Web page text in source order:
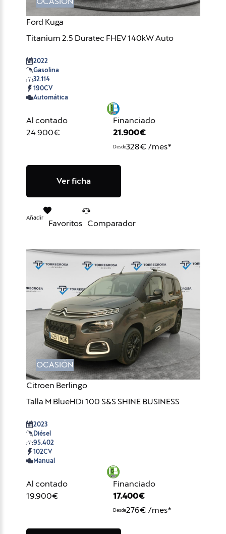
Ford Kuga
Titanium 2.5 Duratec FHEV 140kW Auto
2022
Gasolina
32.114
190CV
Automática
Al contado
24.900€
Financiado
21.900€
Desde328€ /mes*
Ver ficha
Añadir
Favoritos Comparador
OCASIÓN
Citroen Berlingo
Talla M BlueHDi 100 S&S SHINE BUSINESS
2023
Diésel
95.402
102CV
Manual
Al contado
19.900€
Financiado
17.400€
Desde276€ /mes*